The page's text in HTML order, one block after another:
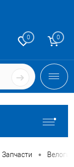
0 0
Запчасти •